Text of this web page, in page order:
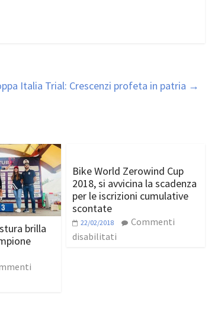
Italia Trial: Crescenzi profeta in patria →
brilla
Bike World Zerowind Cup
2018, si avvicina la scadenza
per le iscrizioni cumulative
scontate
22/02/2018
Commenti
disabilitati